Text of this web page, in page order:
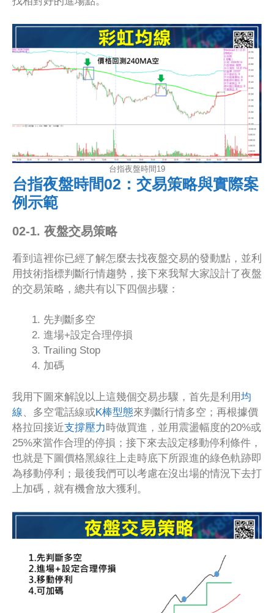
台指夜盤時間19
台指夜盤時間02：交易策略與實際案
例示範
02-1. 夜盤交易策略
看到這裡你已經了解怎麼去找夜盤交易的發動點，並利
用技術指標判斷行情趨勢，接下來我幫大家設計了夜盤
的交易策略，總共有以下四個步驟：
先判斷多空
進場+設定合理停損
Trailing Stop
加碼
我用下圖來解說以上這幾個交易步驟，首先是利用均
線 、多空電話線或K棒型態來判斷行情多空；再根據價
格拉回接近支撐壓力時做買進，並用震盪幅度的20%或
25%來當作合理的停損；接下來去設定移動停利條件，
也就是下圖價格黑線往上走時底下所跟進的綠色軌跡即
為移動停利；最後我們可以考慮在沒出場的情況下去打
上加碼，就有機會放大獲利。